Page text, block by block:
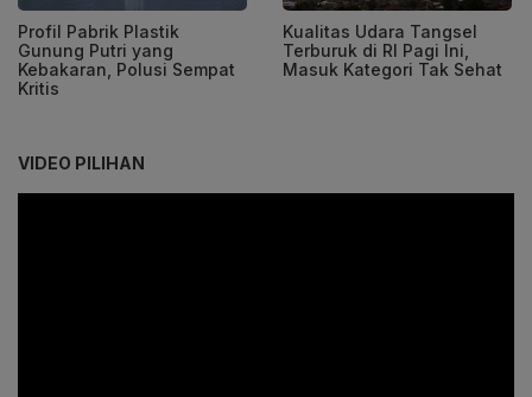
Profil Pabrik Plastik
Gunung Putri yang
Kebakaran, Polusi Sempat
Kritis
Kualitas Udara Tangsel
Terburuk di RI Pagi Ini,
Masuk Kategori Tak Sehat
VIDEO PILIHAN